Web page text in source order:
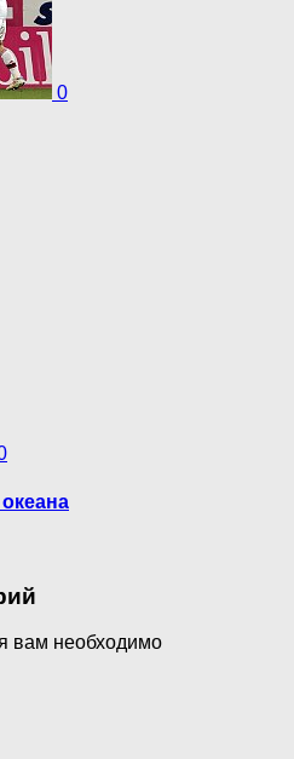
0
вам необходимо